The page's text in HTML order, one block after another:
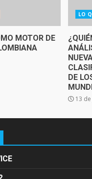
MOTOR DE
LO
DE
13